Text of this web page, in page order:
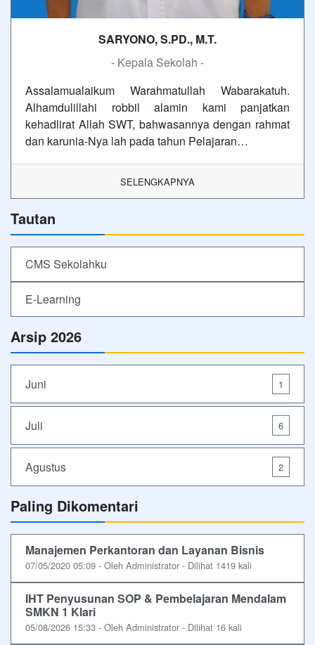
SARYONO, S.PD., M.T.
- Kepala Sekolah -
Assalamualaikum Warahmatullah Wabarakatuh.
Alhamdulillahi robbil alamin kami panjatkan
kehadlirat Allah SWT, bahwasannya dengan rahmat
dan karunia-Nya lah pada tahun Pelajaran…
SELENGKAPNYA
Tautan
CMS Sekolahku
E-Learning
Arsip 2026
Juni 1
Juli 6
Agustus 2
Paling Dikomentari
Manajemen Perkantoran dan Layanan Bisnis
07/05/2020 05:09 - Oleh Administrator - Dilihat 1419 kali
IHT Penyusunan SOP & Pembelajaran Mendalam
SMKN 1 Klari
05/08/2026 15:33 - Oleh Administrator - Dilihat 16 kali